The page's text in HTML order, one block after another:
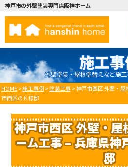
神戸市の外壁塗装専門店阪神ホーム
施工
外壁塗装・屋根塗替えなど施
HOME>施工事例>塗装工事>神戸市西区 外壁・屋
市西区のＫ様邸
神戸市西区 外壁・屋
ーム工事 – 兵庫県神
邸